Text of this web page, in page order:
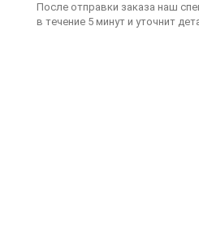
После отправки заказа наш
в течение 5 минут и уточнит